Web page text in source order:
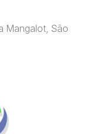
Mangalot, São